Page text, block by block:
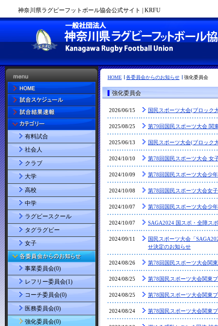
神奈川県ラグビーフットボール協会公式サイト | KRFU
HOME 各委員会からのお知らせ 強化委員会
強化委員会
2026/06/15 国民スポーツ大会(ブロック
2025/08/25 第79回国民スポーツ大会 関
2025/06/13 国民スポーツ大会(ブロック
2024/10/10 第78回国民スポーツ大会 女
2024/10/09 第78回国民スポーツ大会少
2024/10/08 第78回国民スポーツ大会女
2024/10/07 第78回国民スポーツ大会少
2024/10/07 SAGA2024 国スポ・全障ス
2024/09/11
国民スポーツ大会「
せ決定のお知らせ
2024/08/26 第78回国民スポーツ大会関
2024/08/25 第78国民スポーツ大会関東
2024/08/25 第78国民スポーツ大会関東
2024/08/24 第78国民スポーツ大会関東
有料試合
社会人
クラブ
大学
高校
中学
ラグビースクール
タグラグビー
女子
事業委員会(0)
レフリー委員会(1)
コーチ委員会(0)
医務委員会(0)
強化委員会(0)